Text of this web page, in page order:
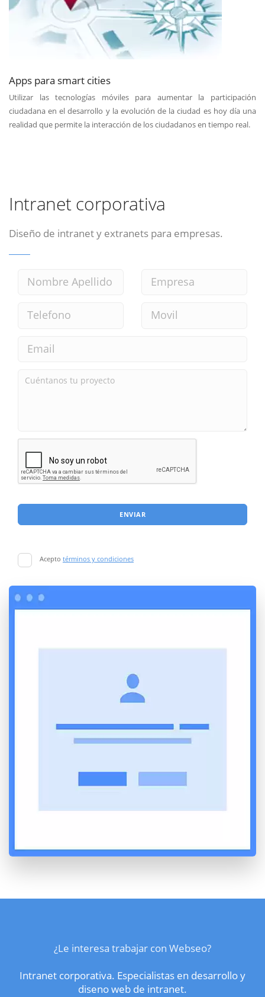
Apps para smart cities
Utilizar las tecnologías móviles para aumentar la participación
ciudadana en el desarrollo y la evolución de la ciudad es hoy día una
realidad que permite la interacción de los ciudadanos en tiempo real.
Intranet corporativa
Diseño de intranet y extranets para empresas.
ENVIAR
Acepto términos y condiciones
¿Le interesa trabajar con Webseo?
Intranet corporativa. Especialistas en desarrollo y
diseno web de intranet.